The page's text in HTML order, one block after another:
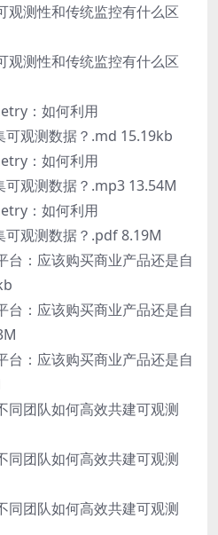
观测性和传统监控有什么区
观测性和传统监控有什么区
：如何利用
观测数据？.md 15.19kb
：如何利用
观测数据？.mp3 13.54M
：如何利用
观测数据？.pdf 8.19M
台：应该购买商业产品还是自
台：应该购买商业产品还是自
台：应该购买商业产品还是自
同团队如何高效共建可观测
同团队如何高效共建可观测
同团队如何高效共建可观测